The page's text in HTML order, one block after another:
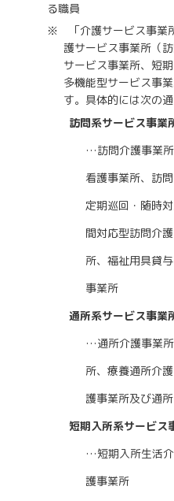
る職員
※ 「介護サービス事業
護サービス事業所（
サービス事業所、短
多機能型サービス事
す。具体的には次の通
訪問系サービス事業
…訪問介護事業
看護事業所、訪
定期巡回・随時
間対応型訪問介
所、福祉用具貸
事業所
通所系サービス事業
…通所介護事業
所、療養通所介
護事業所及び通
短期入所系サービス
…短期入所生活
護事業所